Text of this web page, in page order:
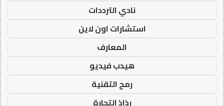
نادي الترددات
استشارات اون لاين
المعارف
هيدب فيديو
رمح التقنية
رذاذ التجارة